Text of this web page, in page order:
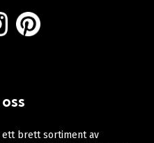
ett brett sortiment av